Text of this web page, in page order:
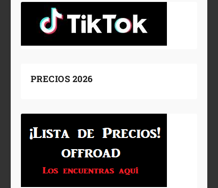
PRECIOS 2026